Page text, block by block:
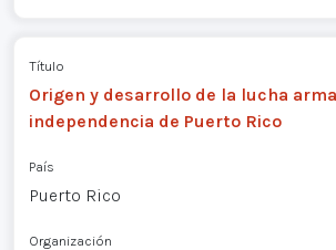
Título
Origen y desarrollo de la lucha
independencia de Puerto Rico
País
Puerto Rico
Organización